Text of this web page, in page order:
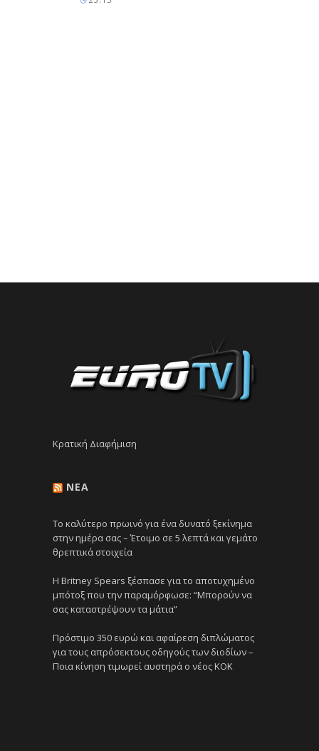
Κρατική Διαφήμιση
NEA
Το καλύτερο πρωινό για ένα δυνατό ξεκίνημα
στην ημέρα σας – Έτοιμο σε 5 λεπτά και γεμάτο
θρεπτικά στοιχεία
Η Britney Spears ξέσπασε για το αποτυχημένο
μπότοξ που την παραμόρφωσε: “Μπορούν να
σας καταστρέψουν τα μάτια”
Πρόστιμο 350 ευρώ και αφαίρεση διπλώματος
για τους απρόσεκτους οδηγούς των διοδίων –
Ποια κίνηση τιμωρεί αυστηρά ο νέος ΚΟΚ